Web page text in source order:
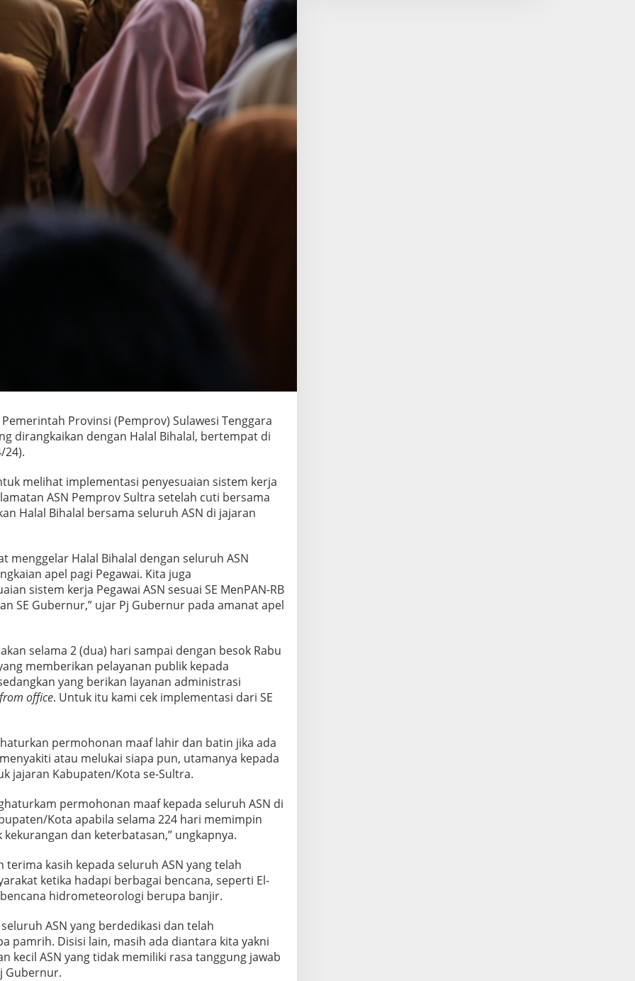
Provinsi (Pemprov) Sulawesi Tenggara
dirangkaikan dengan Halal Bihalal, bertempat di
24).
melihat implementasi penyesuaian sistem kerja
ASN Pemprov Sultra setelah cuti bersama
Halal Bihalal bersama seluruh ASN di jajaran
menggelar Halal Bihalal dengan seluruh ASN
apel pagi Pegawai. Kita juga
sistem kerja Pegawai ASN sesuai SE MenPAN-RB
SE Gubernur,” ujar Pj Gubernur pada amanat apel
selama 2 (dua) hari sampai dengan besok Rabu
memberikan pelayanan publik kepada
yang berikan layanan administrasi
office. Untuk itu kami cek implementasi dari SE
permohonan maaf lahir dan batin jika ada
atau melukai siapa pun, utamanya kepada
jajaran Kabupaten/Kota se-Sultra.
permohonan maaf kepada seluruh ASN di
Kota apabila selama 224 hari memimpin
dan keterbatasan,” ungkapnya.
terima kasih kepada seluruh ASN yang telah
ketika hadapi berbagai bencana, seperti El-
hidrometeorologi berupa banjir.
ASN yang berdedikasi dan telah
pamrih. Disisi lain, masih ada diantara kita yakni
kecil ASN yang tidak memiliki rasa tanggung jawab
Gubernur.